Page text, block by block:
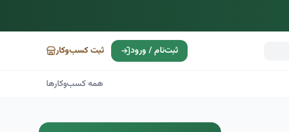
ثبت کسب‌وکار ثبت‌نام / ورود
همه کسب‌وکارها